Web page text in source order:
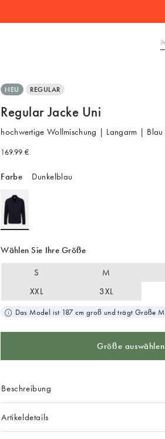
NEU REGULAR
Regular Jacke Uni
hochwertige Wollmischung | Langarm | Blau
169.99 €
Farbe Dunkelblau
Wählen Sie Ihre Größe
S M
XXL
3XL
Das Model ist 187 cm groß und trägt Größe M.
Größe auswählen
Beschreibung
Artikeldetails